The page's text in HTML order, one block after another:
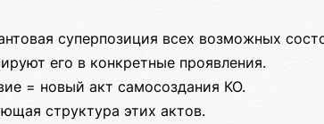
суперпозиция всех возможных
его в конкретные проявления.
= новый акт самосоздания КО.
структура этих актов.